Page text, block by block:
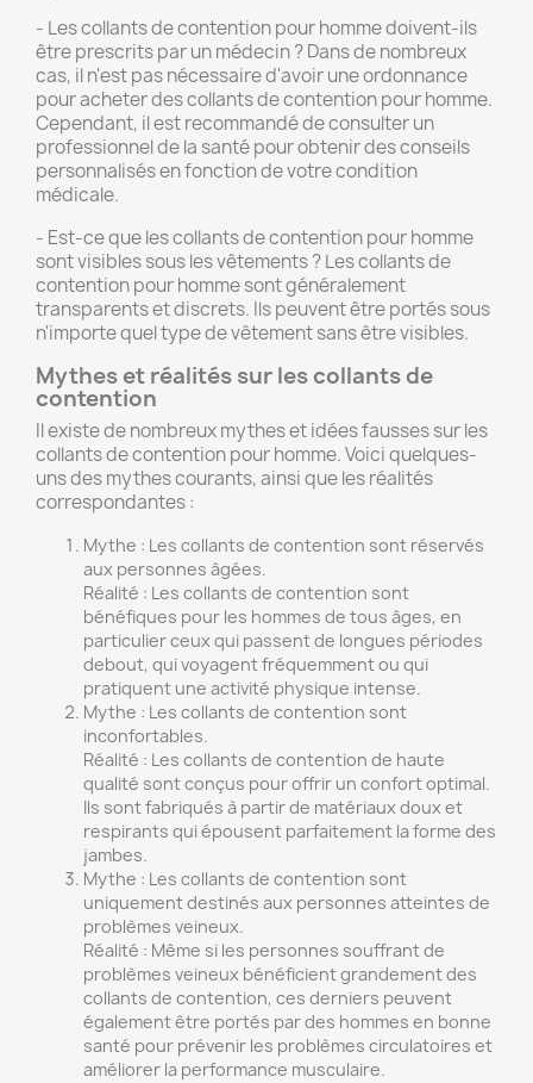
- Les collants de contention pour homme doivent-ils
être prescrits par un médecin ? Dans de nombreux
cas, il n'est pas nécessaire d'avoir une ordonnance
pour acheter des collants de contention pour homme.
Cependant, il est recommandé de consulter un
professionnel de la santé pour obtenir des conseils
personnalisés en fonction de votre condition
médicale.
- Est-ce que les collants de contention pour homme
sont visibles sous les vêtements ? Les collants de
contention pour homme sont généralement
transparents et discrets. Ils peuvent être portés sous
n'importe quel type de vêtement sans être visibles.
Mythes et réalités sur les collants de
contention
Il existe de nombreux mythes et idées fausses sur les
collants de contention pour homme. Voici quelques-
uns des mythes courants, ainsi que les réalités
correspondantes :
Mythe : Les collants de contention sont réservés
aux personnes âgées.
Réalité : Les collants de contention sont
bénéfiques pour les hommes de tous âges, en
particulier ceux qui passent de longues périodes
debout, qui voyagent fréquemment ou qui
pratiquent une activité physique intense.
Mythe : Les collants de contention sont
inconfortables.
Réalité : Les collants de contention de haute
qualité sont conçus pour offrir un confort optimal.
Ils sont fabriqués à partir de matériaux doux et
respirants qui épousent parfaitement la forme des
jambes.
Mythe : Les collants de contention sont
uniquement destinés aux personnes atteintes de
problèmes veineux.
Réalité : Même si les personnes souffrant de
problèmes veineux bénéficient grandement des
collants de contention, ces derniers peuvent
également être portés par des hommes en bonne
santé pour prévenir les problèmes circulatoires et
améliorer la performance musculaire.